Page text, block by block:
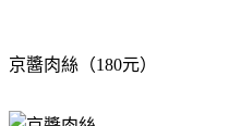
京醬肉絲（180元）